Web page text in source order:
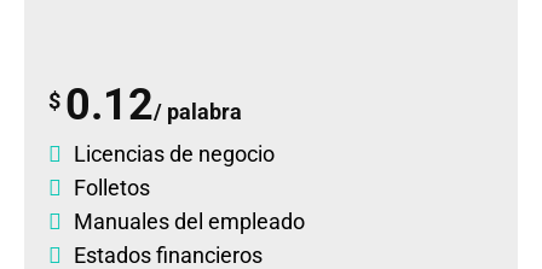
$ 0.12/ palabra
Licencias de negocio
Folletos
Manuales del empleado
Estados financieros